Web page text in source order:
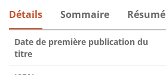
Détails Sommaire Résumé
Date de première publication du
titre